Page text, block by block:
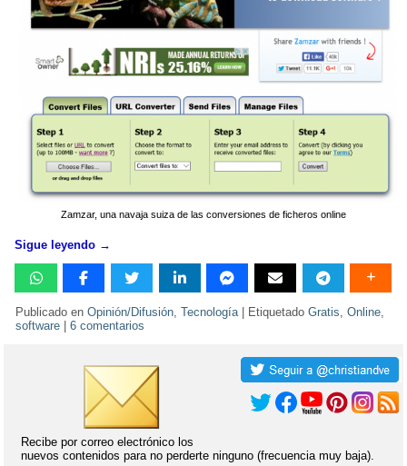
Zamzar, una navaja suiza de las conversiones de ficheros online
Sigue leyendo →
Publicado en Opinión/Difusión ,Tecnología | Etiquetado Gratis ,Online
software |6 comentarios
Recibe por correo electrónico los
nuevos contenidos para no perderte ninguno (frecuencia muy baja).